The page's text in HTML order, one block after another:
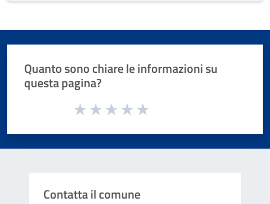
Quanto sono chiare le informazioni su
questa pagina?
Valuta da 1 a 5 stelle la pagina
Contatta il comune